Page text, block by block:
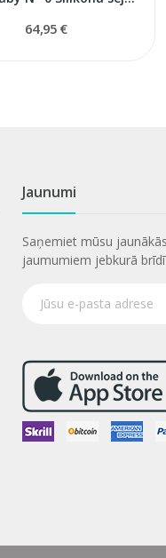
64,95 €
Jaunumi
Saņemiet mūsu
jaumumiem jebkurā